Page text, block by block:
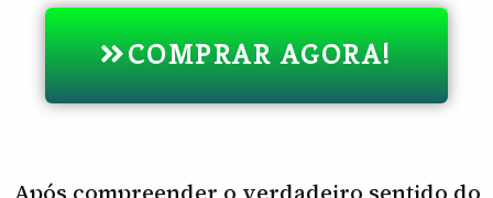
COMPRAR AGORA!